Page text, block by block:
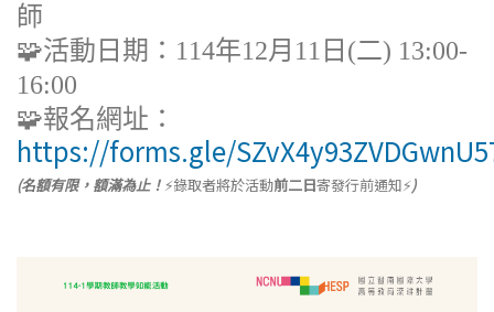
師
🧩活動日期：114年12月11日(二) 13:00-
16:00
🧩報名網址：
https://forms.gle/
(名額有限，額滿為止！ ⚡錄取者將於活動前二日寄發行前通知⚡)